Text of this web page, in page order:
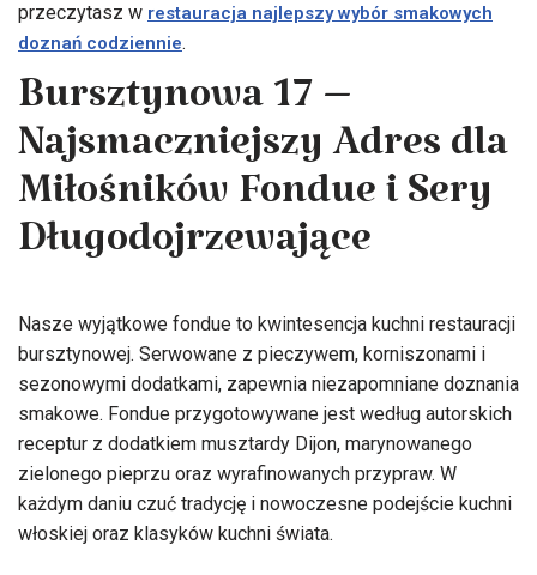
przeczytasz w restauracja najlepszy wybór smakowych
doznań codziennie.
Bursztynowa 17 –
Najsmaczniejszy Adres dla
Miłośników Fondue i Sery
Długodojrzewające
Nasze wyjątkowe fondue to kwintesencja kuchni restauracji
bursztynowej. Serwowane z pieczywem, korniszonami i
sezonowymi dodatkami, zapewnia niezapomniane doznania
smakowe. Fondue przygotowywane jest według autorskich
receptur z dodatkiem musztardy Dijon, marynowanego
zielonego pieprzu oraz wyrafinowanych przypraw. W
każdym daniu czuć tradycję i nowoczesne podejście kuchni
włoskiej oraz klasyków kuchni świata.